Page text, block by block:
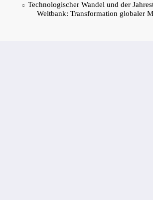
Technologischer Wandel und der
Weltbank: Transformation globaler